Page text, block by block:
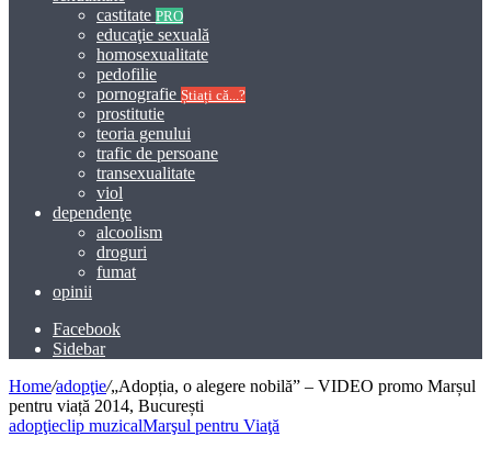
castitate PRO
educaţie sexuală
homosexualitate
pedofilie
pornografie Știați că...?
prostitutie
teoria genului
trafic de persoane
transexualitate
viol
dependenţe
alcoolism
droguri
fumat
opinii
Facebook
Sidebar
Home/adopţie/„Adopția, o alegere nobilă” – VIDEO promo Marșul
pentru viață 2014, București
adopţieclip muzicalMarşul pentru Viaţă